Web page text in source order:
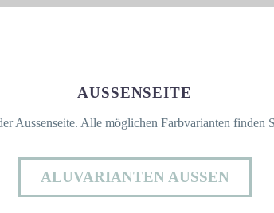
AUSSENSEITE
Aussenseite. Alle möglichen Farbvarianten finden
ALUVARIANTEN AUSSEN